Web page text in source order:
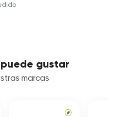
gustar
marcas